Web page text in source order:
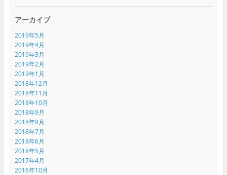
アーカイブ
2019年5月
2019年4月
2019年3月
2019年2月
2019年1月
2018年12月
2018年11月
2018年10月
2018年9月
2018年8月
2018年7月
2018年6月
2018年5月
2017年4月
2016年10月